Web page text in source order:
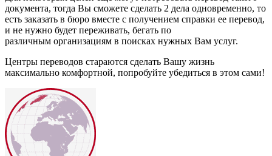
документа, тогда Вы сможете сделать 2 дела одновременно, то
есть заказать в бюро вместе с получением справки ее перевод,
и не нужно будет переживать, бегать по
различным организациям в поисках нужных Вам услуг.
Центры переводов стараются сделать Вашу жизнь
максимально комфортной, попробуйте убедиться в этом сами!